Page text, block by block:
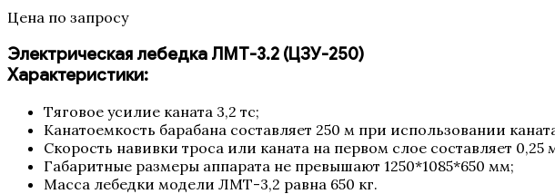
Цена по запросу
Электрическая лебедка ЛМТ-3.2 (ЦЗУ-250)
Характеристики:
Тяговое усилие каната 3,2 тс;
Канатоемкость барабана составляет 250 м при использовании
Скорость навивки троса или каната на первом слое составляет 0,25
Габаритные размеры аппарата не превышают 1250*1085*650 мм;
Масса лебедки модели ЛМТ-3,2 равна 650 кг.